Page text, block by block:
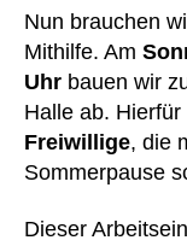
Nun brauchen
Mithilfe. Am
Uhr bauen wir
Halle ab.
Freiwillige, die
Sommerpause
Dieser